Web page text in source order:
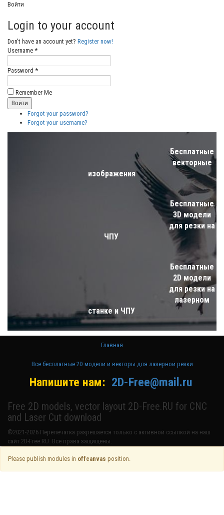
Войти
Login to your account
Don't have an account yet? Register now!
Username *
Password *
Remember Me
Forgot your password?
Forgot your username?
Бесплатные
векторные
изображения
Бесплатные
3D модели
для резки на
ЧПУ
Бесплатные
2D модели
для резки на
лазерном
станке и ЧПУ
Главная
Все бесплатные 2D модели и векторы для лазерной резки
Напишите нам: 2D-Free@mail.ru
Free 2D models, vector layout 2D-Free.RU for CNC
and Laser Cut download
©2021-2026 Перепечатка разрешается только с активной ссылкой на наш
сайт 2D-Free.RU. Все права защищены.
Please publish modules in offcanvas position.